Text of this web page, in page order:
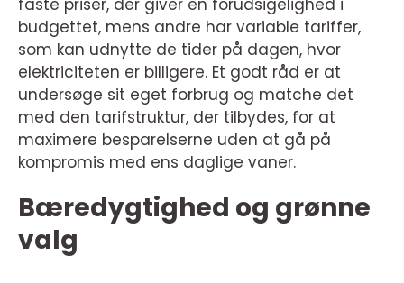
faste priser, der giver en forudsigelighed i
budgettet, mens andre har variable tariffer,
som kan udnytte de tider på dagen, hvor
elektriciteten er billigere. Et godt råd er at
undersøge sit eget forbrug og matche det
med den tarifstruktur, der tilbydes, for at
maximere besparelserne uden at gå på
kompromis med ens daglige vaner.
Bæredygtighed og grønne
valg